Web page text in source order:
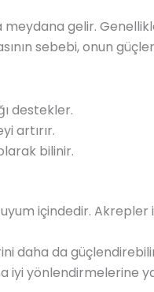
gelir.
sebebi, onun
destekler.
artırır.
bilinir.
içindedir. Akrepler
daha da
iyi yönlendirmelerine